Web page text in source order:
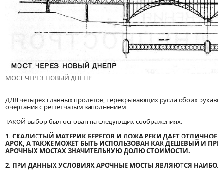
МОСТ ЧЕРЕЗ НОВЫЙ ДНЕПР
ДЛЯ четырех главных пролетов, перекрывающих русла обоих
очертания с решетчатым заполнением.
ТАКОЙ выбор был основан на следующих соображениях.
1. СКАЛИСТЫЙ МАТЕРИК БЕРЕГОВ И ЛОЖА РЕКИ ДАЕТ
АРОК, А ТАКЖЕ МОЖЕТ БЫТЬ ИСПОЛЬЗОВАН КАК ДЕШЕВЫЙ И
АРОЧНЫХ МОСТАХ ЗНАЧИТЕЛЬНУЮ ДОЛЮ СТОИМОСТИ.
2. ПРИ ДАННЫХ УСЛОВИЯХ АРОЧНЫЕ МОСТЫ ЯВЛЯЮТСЯ